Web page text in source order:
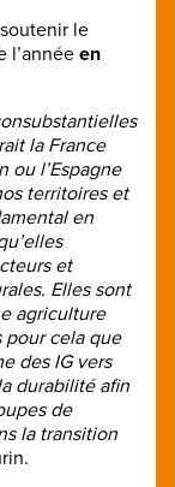
soutenir le
l’année en
la France
ou l’Espagne
territoires et
en
et
Elles sont
agriculture
pour cela que
des IG vers
durabilité afin
de
la transition